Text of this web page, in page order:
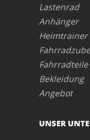
Lastenrad
Anhänger
Heimtrainer
Fahrradteile
Bekleidung
Angebot
UNSER